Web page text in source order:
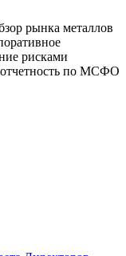
рынка металлов
рисками
по МСФО